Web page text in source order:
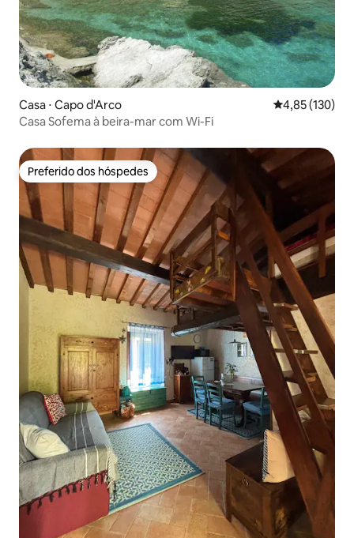
Casa ⋅ Capo d'Arco 4,85 de uma
4,85 (130)
Casa Sofema à beira-mar com Wi-Fi
Preferido dos hóspedes
Preferido dos hóspedes